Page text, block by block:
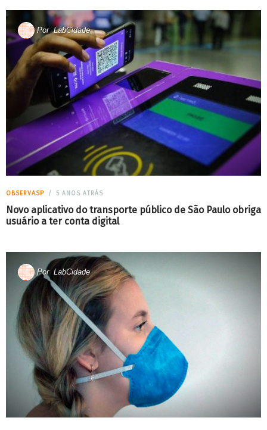
PorLabCidade
OBSERVASP 5 ANOS ATRÁS
Novo aplicativo do transporte público de São Paulo obriga
usuário a ter conta digital
Por LabCidade